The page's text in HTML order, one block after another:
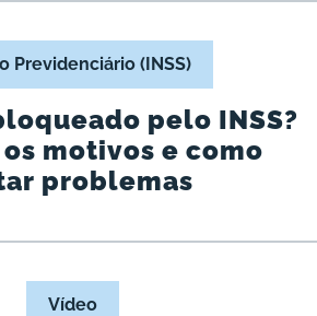
Previdenciário (INSS)
pelo INSS?
motivos e como
problemas
Vídeo